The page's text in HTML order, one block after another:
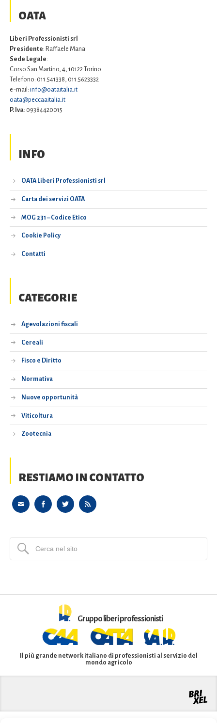
OATA
Liberi Professionisti srl
Presidente: Raffaele Mana
Sede Legale:
Corso San Martino, 4, 10122 Torino
Telefono: 011.541338, 011.5623332
e-mail: info@oataitalia.it
oata@peccaaitalia.it
P. Iva: 09384420015
INFO
OATA Liberi Professionisti srl
Carta dei servizi OATA
MOG 231 – Codice Etico
Cookie Policy
Contatti
CATEGORIE
Agevolazioni fiscali
Cereali
Fisco e Diritto
Normativa
Nuove opportunità
Viticoltura
Zootecnia
RESTIAMO IN CONTATTO
Gruppo liberi professionisti
Il più grande network italiano di professionisti al servizio del
mondo agricolo